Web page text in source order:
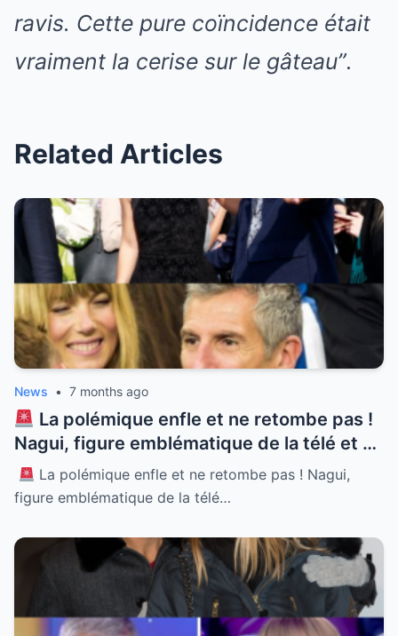
ravis. Cette pure coïncidence était
vraiment la cerise sur le gâteau”.
Related Articles
News • 7 months ago
La polémique enfle et ne retombe pas !
Nagui, figure emblématique de la télé et né
à Alexandrie, se retrouve au cœur d’une
tempête médiatique sans précédent.
émission, l’animateur tombe des nues et
tente de justifier ce qu’il qualifie de simple
humour. Mais cette défense passe mal
auprès de nombreux internautes choqués.
La polémique enfle et ne retombe pas ! Nagui,
figure emblématique de la télé…